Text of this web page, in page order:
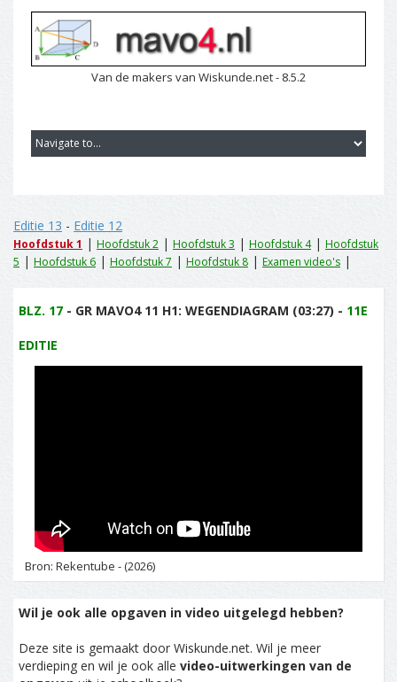
Van de makers van Wiskunde.net - 8.5.2
Editie 13 - Editie 12
Hoofdstuk 1 | Hoofdstuk 2 | Hoofdstuk 3 | Hoofdstuk 4| Hoofdstuk
5 | Hoofdstuk 6 | Hoofdstuk 7 | Hoofdstuk 8 | Examen video's |
BLZ. 17 - GR MAVO4 11 H1: WEGENDIAGRAM (03:27) - 11E
EDITIE
Bron: Rekentube - (2026)
Wil je ook alle opgaven in video uitgelegd hebben?
Deze site is gemaakt door Wiskunde.net. Wil je meer
verdieping en wil je ook alle video-uitwerkingen van de